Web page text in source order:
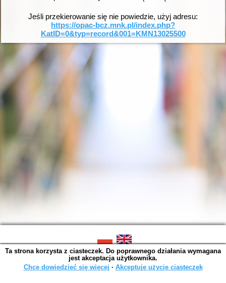
Jeśli przekierowanie się nie powiedzie, użyj adresu:
https://opac-bcz.mnk.pl/index.php?
KatID=0&typ=record&001=KMN13025500
SOWA OPAC v. 6.11.10 (2026-07-24)
Wygenerowano w 0,0015 s.
Ta strona korzysta z ciasteczek. Do poprawnego działania wymagana
jest akceptacja użytkownika.
Chcę dowiedzieć się więcej ∙ Akceptuję użycie ciasteczek